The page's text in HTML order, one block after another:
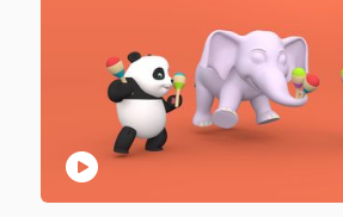
play_circle